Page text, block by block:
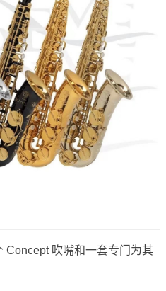
Concept 吹嘴和一套专门为其